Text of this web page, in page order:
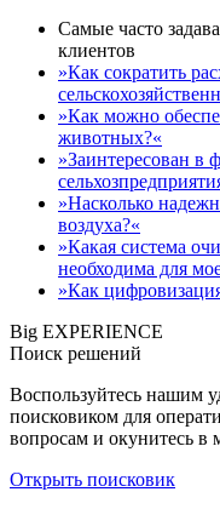
Самые часто
клиентов
»Как сократить
»Как можно
животных?«
»Заинтересован в
»Насколько
воздуха?«
»Какая система
необходима для
»Как
Big EXPERIENCE
Поиск решений
Воспользуйтесь нашим
поисковиком для
вопросам и окунитесь в
Открыть поисковик